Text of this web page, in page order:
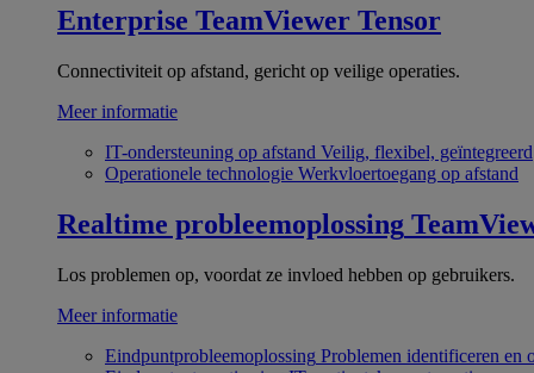
Enterprise TeamViewer Tensor
Connectiviteit op afstand, gericht op veilige operaties.
Meer informatie
IT-ondersteuning op afstand Veilig, flexibel, geïntegreerd
Operationele technologie Werkvloertoegang op afstand
Realtime probleemoplossing
Los problemen op, voordat ze invloed hebben op gebruikers.
Meer informatie
Eindpuntprobleemoplossing Problemen identificeren en